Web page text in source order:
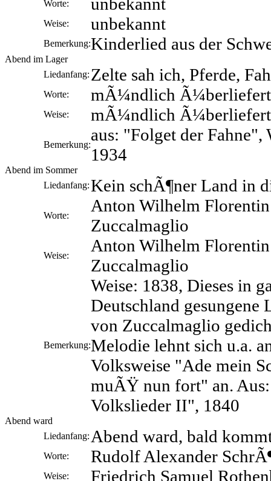
Worte:
Weise: unbekannt
Bemerkung:Kinderlied aus der
Abend im Lager
Liedanfang: Zelte sah ich, Pferde,
Worte: mÃ¼ndlich Ã¼berliefert
Weise: mÃ¼ndlich Ã¼berliefert
Bemerkung:
aus: "Folget der Fahne",
1934
Abend im Sommer
Liedanfang:Kein schÃ¶ner Land in
Worte:
Anton Wilhelm
Zuccalmaglio
Weise:
Anton Wilhelm
Zuccalmaglio
Bemerkung:
Weise: 1838, Dieses in
Deutschland gesungene
von Zuccalmaglio
Melodie lehnt sich u.a.
Volksweise "Ade mein
muÃŸ nun fort" an.
Volkslieder II", 1840
Abend ward
Liedanfang: Abend ward, bald
Worte: Rudolf Alexander
Weise: Friedrich Samuel